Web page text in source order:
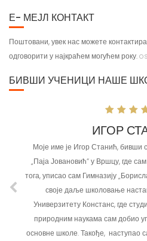
Е- МЕЈЛ КОНТАКТ
Поштовани, увек нас можете
одговорити у најкраћем могућем року.
БИВШИ УЧЕНИЦИ НАШЕ
ИГОР
Моје име је Игор Станић, бивши сам
„Паја Јовановић“ у Вршцу, где сам
тога, уписао сам Гимназију „Борислав
своје даље школовање наставио
Универзитету Констанс, где
природним наукама сам добио
основне школе. Такође, наступао сам